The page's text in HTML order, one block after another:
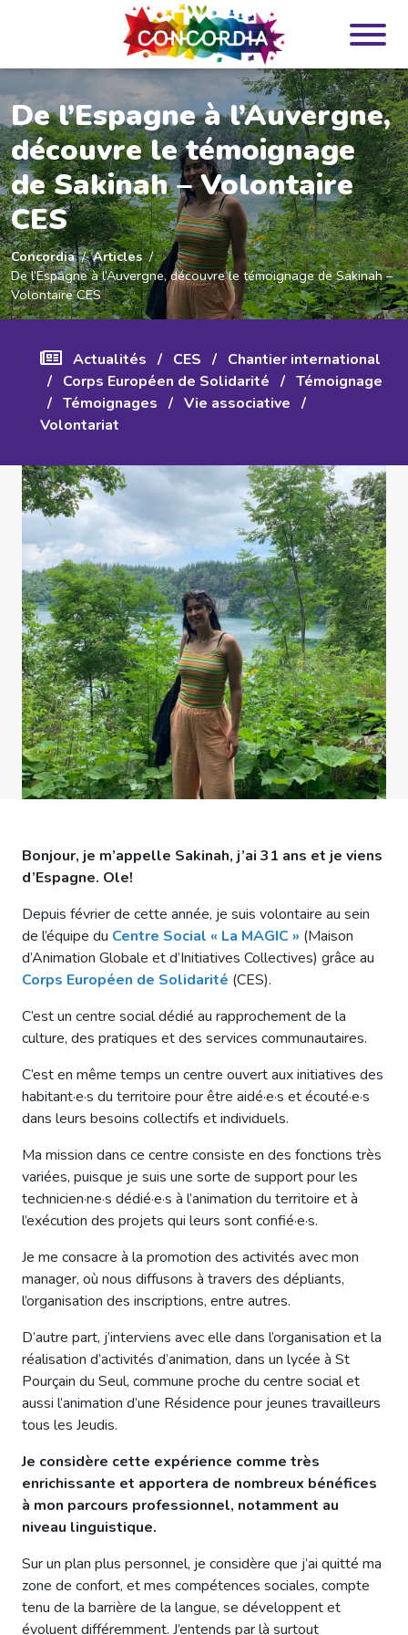
De l’Espagne à l’Auvergne,
découvre le témoignage
de Sakinah – Volontaire
CES
Concordia
Articles
De l’Espagne à l’Auvergne, découvre le témoignage de Sakinah –
Volontaire CES
Actualités / CES / Chantier international
/ Corps Européen de Solidarité / Témoignage
/ Témoignages / Vie associative /
Volontariat
Bonjour, je m’appelle Sakinah, j’ai 31 ans et je viens
d’Espagne. Ole!
Depuis février de cette année, je suis volontaire au sein
de l’équipe du Centre Social « La MAGIC » (Maison
d’Animation Globale et d’Initiatives Collectives) grâce au
Corps Européen de Solidarité (CES).
C’est un centre social dédié au rapprochement de la
culture, des pratiques et des services communautaires.
C’est en même temps un centre ouvert aux initiatives des
habitant·e·s du territoire pour être aidé·e·s et écouté·e·s
dans leurs besoins collectifs et individuels.
Ma mission dans ce centre consiste en des fonctions très
variées, puisque je suis une sorte de support pour les
technicien·ne·s dédié·e·s à l’animation du territoire et à
l’exécution des projets qui leurs sont confié·e·s.
Je me consacre à la promotion des activités avec mon
manager, où nous diffusons à travers des dépliants,
l’organisation des inscriptions, entre autres.
D’autre part, j’interviens avec elle dans l’organisation et la
réalisation d’activités d’animation, dans un lycée à St
Pourçain du Seul, commune proche du centre social et
aussi l’animation d’une Résidence pour jeunes travailleurs
tous les Jeudis.
Je considère cette expérience comme très
enrichissante et apportera de nombreux bénéfices
à mon parcours professionnel, notamment au
niveau linguistique.
Sur un plan plus personnel, je considère que j’ai quitté ma
zone de confort, et mes compétences sociales, compte
tenu de la barrière de la langue, se développent et
évoluent différemment. J’entends par là surtout
Panneau de gestion des cookies